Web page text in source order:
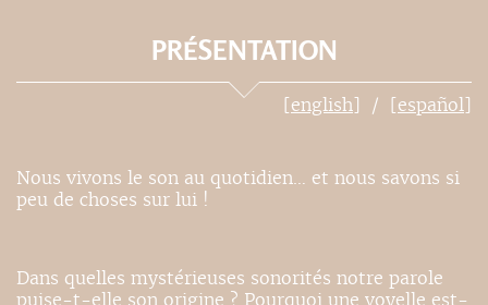
PRÉSENTATION
[english] [español]
Nous vivons le son au quotidien… et nous savons si
peu de choses sur lui !
Dans quelles mystérieuses sonorités notre parole
puise-t-elle son origine ? Pourquoi une voyelle est-